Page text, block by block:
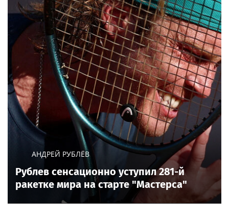
АНДРЕЙ РУБЛЁВ
Рублев сенсационно уступил 281-й
ракетке мира на старте "Мастерса"